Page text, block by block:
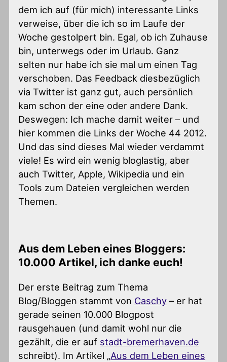
dem ich auf (für mich) interessante Links
verweise, über die ich so im Laufe der
Woche gestolpert bin. Egal, ob ich Zuhause
bin, unterwegs oder im Urlaub. Ganz
selten nur habe ich sie mal um einen Tag
verschoben. Das Feedback diesbezüglich
via Twitter ist ganz gut, auch persönlich
kam schon der eine oder andere Dank.
Deswegen: Ich mache damit weiter – und
hier kommen die Links der Woche 44 2012.
Und das sind dieses Mal wieder verdammt
viele! Es wird ein wenig bloglastig, aber
auch Twitter, Apple, Wikipedia und ein
Tools zum Dateien vergleichen werden
Themen.
Aus dem Leben eines Bloggers:
10.000 Artikel, ich danke euch!
Der erste Beitrag zum Thema
Blog/Bloggen stammt von Caschy – er hat
gerade seinen 10.000 Blogpost
rausgehauen (und damit wohl nur die
gezählt, die er auf stadt-bremerhaven.de
schreibt). Im Artikel „Aus dem Leben eines